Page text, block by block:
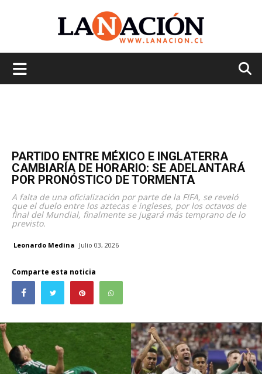
PARTIDO ENTRE MÉXICO E INGLATERRA
CAMBIARÍA DE HORARIO: SE ADELANTARÁ
POR PRONÓSTICO DE TORMENTA
A falta de una oficialización por parte de la FIFA, se reveló
que el duelo entre los aztecas e ingleses, por los octavos de
final del Mundial, finalmente se jugará más temprano de lo
previsto.
Leonardo Medina Julio 03, 2026
Comparte esta noticia